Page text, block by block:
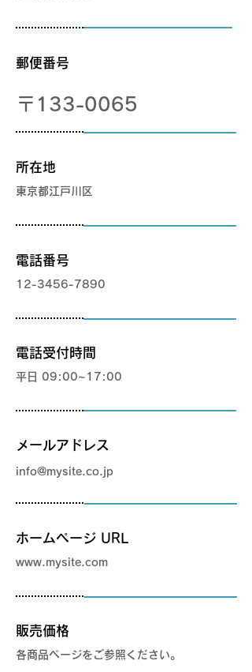
郵便番号
〒133-0065
所在地
​東京都江戸川区
電話番号
12-3456-7890
電話受付時間
平日 09:00~17:00
メールアドレス
info@mysite.co.jp
ホームページ URL
www.mysite.com
販売価格
各商品ページをご参照ください。